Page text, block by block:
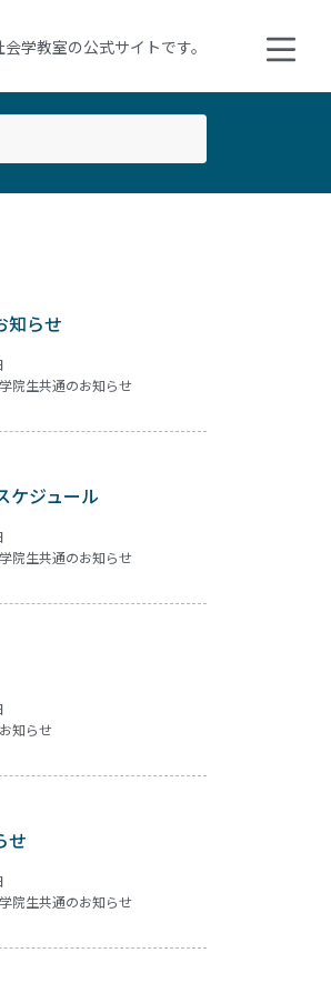
学教室の公式サイトです。
知らせ
院生共通のお知らせ
ケジュール
院生共通のお知らせ
知らせ
せ
院生共通のお知らせ